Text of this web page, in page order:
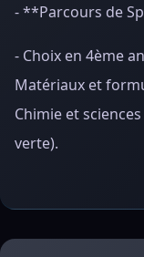
- **Parcours de
- Choix en 4ème
Matériaux et
Chimie et
verte).